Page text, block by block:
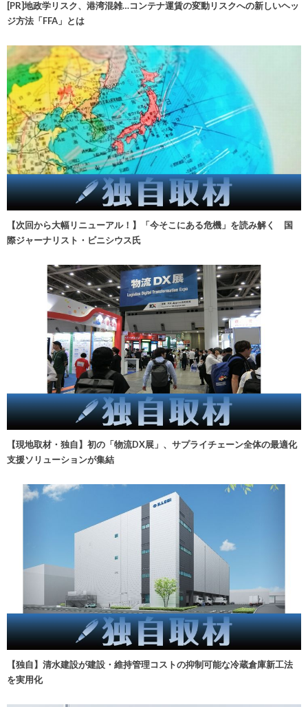
[PR]地政学リスク、港湾混雑…コンテナ運賃の変動リスクへの新しいヘッ
ジ方法「FFA」とは
【次回から大幅リニューアル！】「今そこにある危機」を読み解く 国
際ジャーナリスト・ビニシウス氏
【現地取材・独自】初の「物流DX展」、サプライチェーン全体の最適化
支援ソリューションが集結
【独自】清水建設が建設・維持管理コストの抑制可能な冷蔵倉庫新工法
を実用化